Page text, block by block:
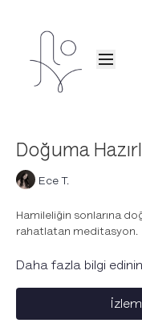
Doğuma
Ece T.
Hamileliğin sonlarına
rahatlatan meditasyon.
Doğuma hazırlan.
Mantra ve
Anneliğe dair
Daha fazla bilgi edinin